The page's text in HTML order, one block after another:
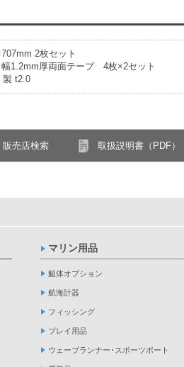
2枚セット
幅1.2mm厚両面テープ 4枚×2セット
製 t2.0
販売店検索 取扱説明書（PDF）
マリン用品
艇体オプション
航海計器
フィッシング
プレイ用品
ウェーブランナー･スポーツボート